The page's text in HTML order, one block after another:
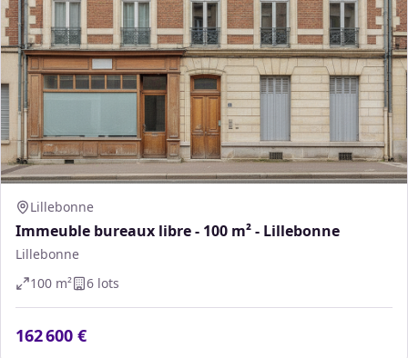
Lillebonne
Immeuble bureaux libre - 100 m² - Lillebonne
Lillebonne
100 m² 6 lots
162 600 €